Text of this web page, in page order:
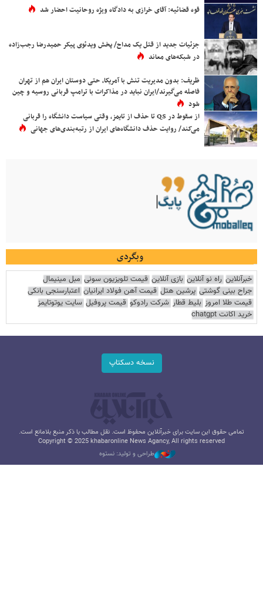
قوه قضائیه: آقای خرازی به دادگاه ویژه روحانیت احضار شد
جزئیات جدید از قتل یک مداح/ پخش ویدئوی پیکر حمیدرضا رجب‌زاده
در شبکه‌های معاند
ظریف: بدون مدیریت تنش با آمریکا، حتی دوستان ایران هم از تهران
فاصله می‌گیرند/ایران نباید در مذاکرات با ترامپ قربانی روسیه و چین
شود
از سقوط در QS تا حذف از تایمز، وقتی سیاست دانشگاه را قربانی
می‌کند/ روایت حذف دانشگاه‌های ایران از رتبه‌بندی‌های جهانی
وبگردی
خبرآنلاین راه نو آنلاین بازی آنلاین قیمت تلویزیون سونی مبل مینیمال
جراح بینی گوشتی پرشین هتل قیمت آهن فولاد ایرانیان اعتبارسنجی بانکی
قیمت طلا امروز بلیط قطار شرکت رادوکو قیمت پروفیل سایت یوتوتایمز
خرید اکانت chatgpt
نسخه دسکتاپ
تمامی حقوق این سایت برای خبرآنلاین محفوظ است. نقل مطالب با ذکر منبع بلامانع است.
Copyright © 2025 khabaronline News Agancy, All rights reserved
طراحی و تولید: نستوه